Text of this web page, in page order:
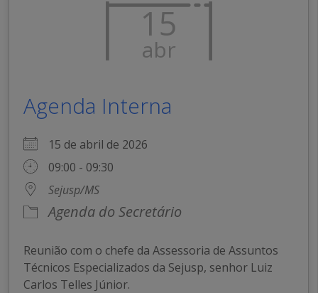
15
abr
Agenda Interna
15 de abril de 2026
09:00 - 09:30
Sejusp/MS
Agenda do Secretário
Reunião com o chefe da Assessoria de Assuntos
Técnicos Especializados da Sejusp, senhor Luiz
Carlos Telles Júnior.